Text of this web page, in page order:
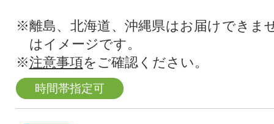
※離島、北海道、沖縄県はお届けできま
はイメージです。
※注意事項をご確認ください。
時間帯指定可